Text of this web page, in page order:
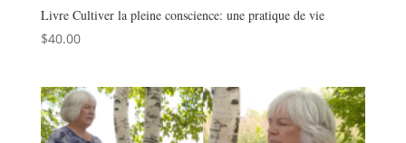
Livre Cultiver la pleine conscience: une pratique de vie
$40.00